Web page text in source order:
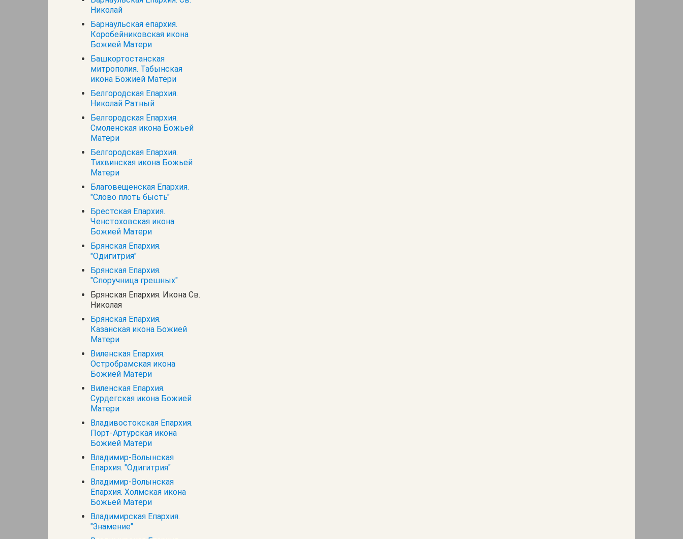
Николай
Барнаульская епархия.
Коробейниковская икона
Божией Матери
Башкортостанская
митрополия. Табынская
икона Божией Матери
Белгородская Епархия.
Николай Ратный
Белгородская Епархия.
Смоленская икона Божьей
Матери
Белгородская Епархия.
Тихвинская икона Божьей
Матери
Благовещенская Епархия.
"Слово плоть бысть"
Брестская Епархия.
Ченстоховская икона
Божией Матери
Брянская Епархия.
"Одигитрия"
Брянская Епархия.
"Споручница грешных"
Брянская Епархия. Икона Св.
Николая
Брянская Епархия.
Казанская икона Божией
Матери
Виленская Епархия.
Остробрамская икона
Божией Матери
Виленская Епархия.
Сурдегская икона Божией
Матери
Владивостокская Епархия.
Порт-Артурская икона
Божией Матери
Владимир-Волынская
Епархия. "Одигитрия"
Владимир-Волынская
Епархия. Холмская икона
Божьей Матери
Владимирская Епархия.
"Знамение"